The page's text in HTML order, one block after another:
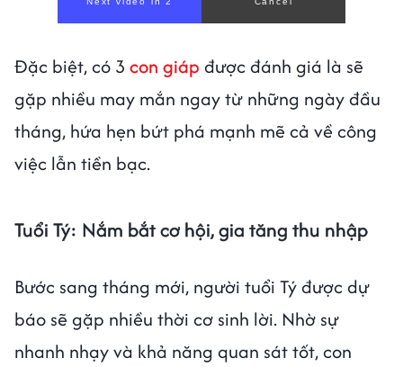
Đặc biệt, có 3 con giáp được đánh giá là sẽ
gặp nhiều may mắn ngay từ những ngày đầu
tháng, hứa hẹn bứt phá mạnh mẽ cả về công
việc lẫn tiền bạc.
Tuổi Tý: Nắm bắt cơ hội, gia tăng thu nhập
Bước sang tháng mới, người tuổi Tý được dự
báo sẽ gặp nhiều thời cơ sinh lời. Nhờ sự
nhanh nhạy và khả năng quan sát tốt, con